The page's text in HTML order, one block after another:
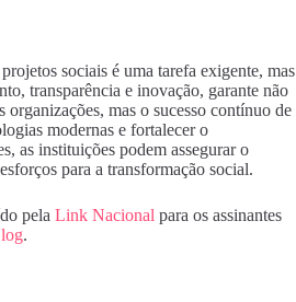
sociais é uma tarefa exigente, mas
transparência e inovação, garante não
organizações, mas o sucesso contínuo de
modernas e fortalecer o
as instituições podem assegurar o
para a transformação social.
pela Link Nacional para os assinantes
.